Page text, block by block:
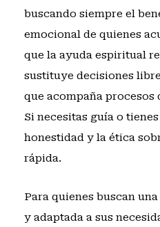
buscando siempre el
emocional de quienes
que la ayuda espiritual
sustituye decisiones
que acompaña
Si necesitas guía o
honestidad y la ética
rápida.
Para quienes buscan
y adaptada a sus